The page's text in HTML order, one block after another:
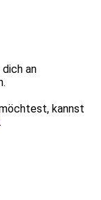
an
kannst
.